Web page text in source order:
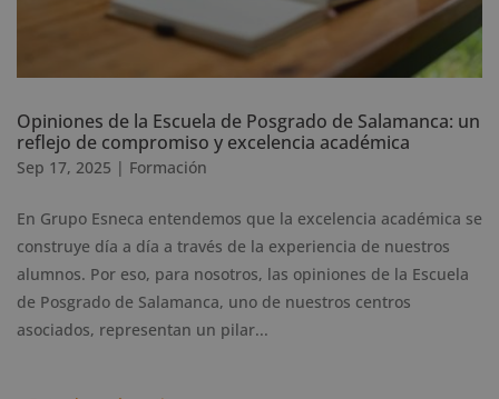
Opiniones de la Escuela de Posgrado de Salamanca: un
reflejo de compromiso y excelencia académica
Sep 17, 2025 | Formación
En Grupo Esneca entendemos que la excelencia académica se
construye día a día a través de la experiencia de nuestros
alumnos. Por eso, para nosotros, las opiniones de la Escuela
de Posgrado de Salamanca, uno de nuestros centros
asociados, representan un pilar...